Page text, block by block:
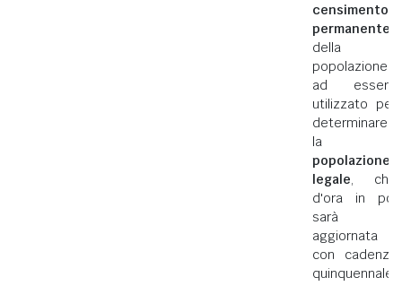
censimento
permanente
della
popolazione
ad essere
utilizzato per
determinare
la
popolazione
legale, che
d'ora in poi
sarà
aggiornata
con cadenza
quinquennale